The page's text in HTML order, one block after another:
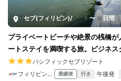
セブ(フィリピン)/ 4〜8日間
プライベートビーチや絶景の桟橋が
ートステイを満喫する旅。ビジネス
パシフィックセブリゾート
フィリピン航空
乗継便 行き 午後発